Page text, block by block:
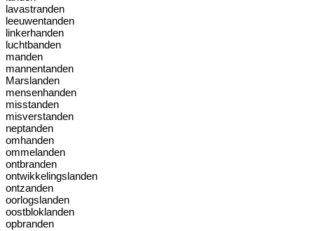
lavastranden
leeuwentanden
linkerhanden
luchtbanden
manden
mannentanden
Marslanden
mensenhanden
misstanden
misverstanden
neptanden
omhanden
ommelanden
ontbranden
ontwikkelingslanden
ontzanden
oorlogslanden
oostbloklanden
opbranden